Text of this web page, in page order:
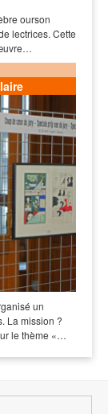
ourson
lectrices. Cette
un
La mission ?
le thème «…